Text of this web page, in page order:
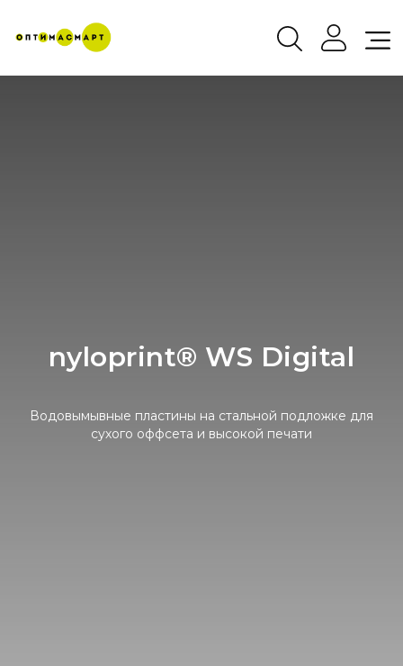
nyloprint® WS Digital
Водовымывные пластины на стальной подложке для
сухого оффсета и высокой печати